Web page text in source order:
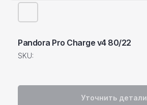
Pandora Pro Charge v4 80/22
SKU:
Уточнить детали